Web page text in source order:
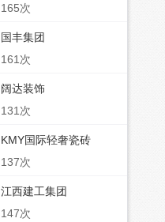
次
国丰集团
次
阔达装饰
次
KMY国际轻奢瓷砖
次
江西建工集团
次